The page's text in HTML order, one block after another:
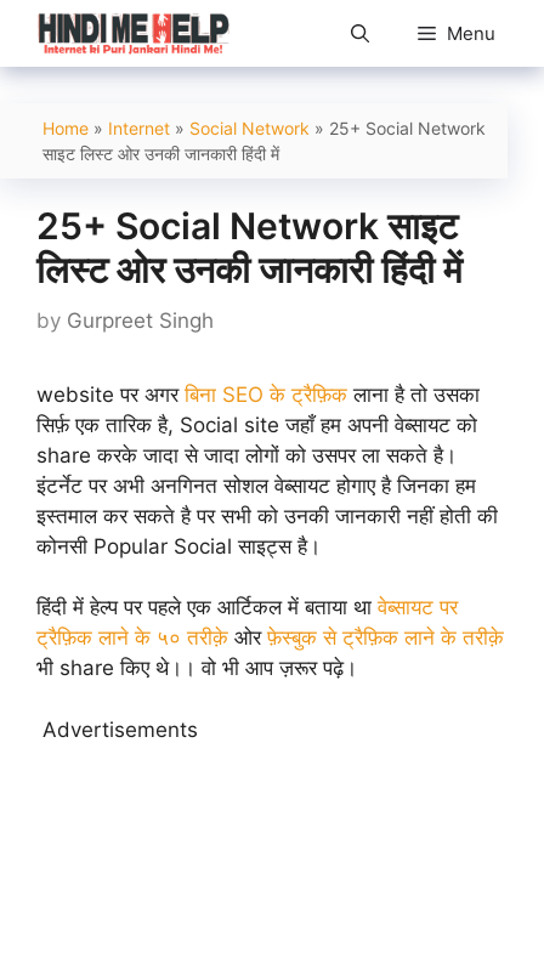
Skip
content
Menu
Home » Internet » Social Network » 25+ Social Network
साइट लिस्ट ओर उनकी जानकारी हिंदी में
25+ Social Network साइट
लिस्ट ओर उनकी जानकारी हिंदी में
by Gurpreet Singh
website पर अगरबिना SEO के ट्रैफ़िक लाना है तो उसका
सिर्फ़ एक तारिक है, Social site जहाँ हम अपनी वेब्सायट को
share करके जादा से जादा लोगों को उसपर ला सकते है।
इंटर्नेट पर अभी अनगिनत सोशल वेब्सायट होगाए है जिनका हम
इस्तमाल कर सकते है पर सभी को उनकी जानकारी नहीं होती की
कोनसी Popular Social साइट्स है।
हिंदी में हेल्प पर पहले एक आर्टिकल में बताया थावेब्सायट पर
ट्रैफ़िक लाने के ५० तरीक़े ओरफ़ेस्बुक से ट्रैफ़िक लाने के तरीक़े
भी share किए थे।। वो भी आप ज़रूर पढ़े।
Advertisements